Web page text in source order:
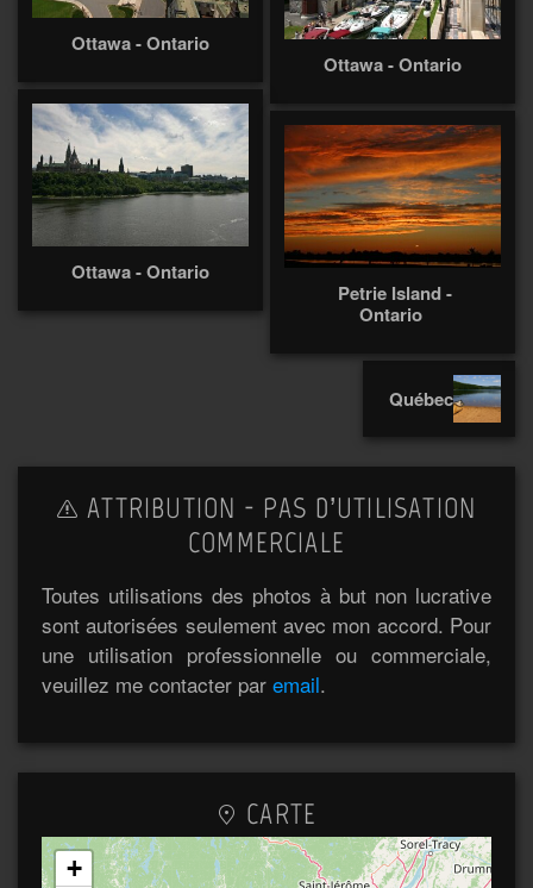
Ottawa - Ontario
Ottawa - Ontario
Ottawa - Ontario
Petrie Island -
Ontario
Québec
ATTRIBUTION - PAS D’UTILISATION
COMMERCIALE
Toutes utilisations des photos à but non lucrative
sont autorisées seulement avec mon accord. Pour
une utilisation professionnelle ou commerciale,
veuillez me contacter par email.
CARTE
+